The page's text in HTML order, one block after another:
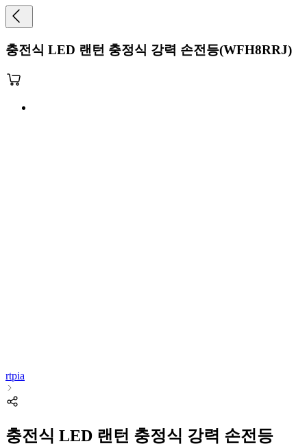
충전식 LED 랜턴 충정식 강력 손전등(WFH8RRJ)
rtpia
충전식 LED 랜턴 충정식 강력 손전등